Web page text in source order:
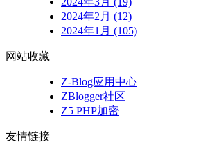
2024年2月 (12)
2024年1月 (105)
网站收藏
Z-Blog应用中心
ZBlogger社区
Z5 PHP加密
友情链接